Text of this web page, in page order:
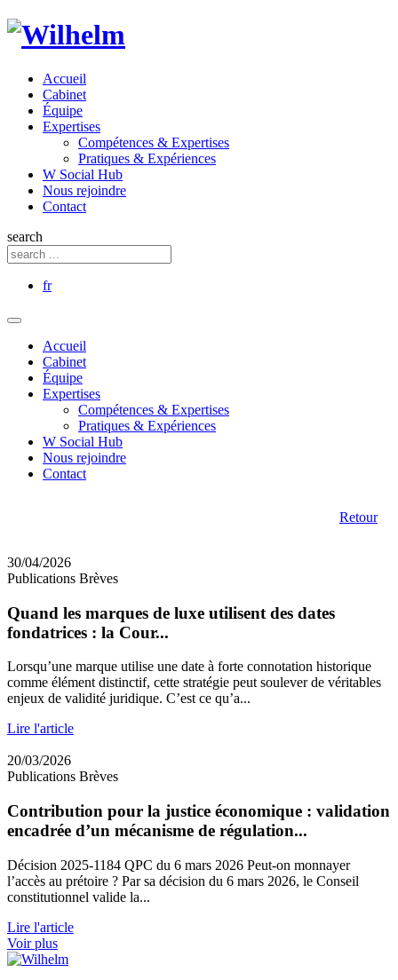
Accueil
Cabinet
Équipe
Expertises
Compétences & Expertises
Pratiques & Expériences
W Social Hub
Nous rejoindre
Contact
search
fr
Accueil
Cabinet
Équipe
Expertises
Compétences & Expertises
Pratiques & Expériences
W Social Hub
Nous rejoindre
Contact
Retour
30/04/2026
Publications Brèves
Quand les marques de luxe utilisent des dates
fondatrices : la Cour...
Lorsqu’une marque utilise une date à forte connotation historique
comme élément distinctif, cette stratégie peut soulever de véritables
enjeux de validité juridique. C’est ce qu’a...
Lire l'article
20/03/2026
Publications Brèves
Contribution pour la justice économique : validation
encadrée d’un mécanisme de régulation...
Décision 2025-1184 QPC du 6 mars 2026 Peut-on monnayer
l’accès au prétoire ? Par sa décision du 6 mars 2026, le Conseil
constitutionnel valide la...
Lire l'article
Voir plus